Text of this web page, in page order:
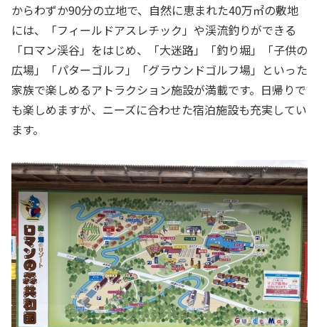
からわずか90分の立地で、自然に恵まれた40万㎡の敷地
には、「フィールドアスレチック」や渓流釣りができる
「ロマン渓谷」をはじめ、「大迷路」「釣り堀」「子供の
広場」「パターゴルフ」「グラウンドゴルフ場」といった
家族で楽しめるアトラクション施設が満載です。日帰りで
も楽しめますが、ニーズに合わせた宿泊施設も充実してい
ます。